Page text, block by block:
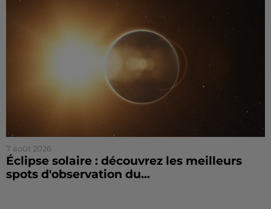
7 août 2026
Éclipse solaire : découvrez les meilleurs
spots d'observation du...